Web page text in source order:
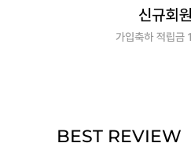
BEST REVIEW